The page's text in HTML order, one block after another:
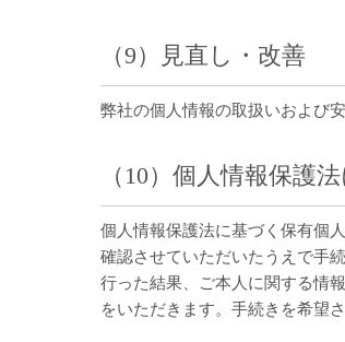
（9）見直し・改善
弊社の個人情報の取扱いおよび
（10）個人情報保護
個人情報保護法に基づく保有個
確認させていただいたうえで手
行った結果、ご本人に関する情
をいただきます。手続きを希望